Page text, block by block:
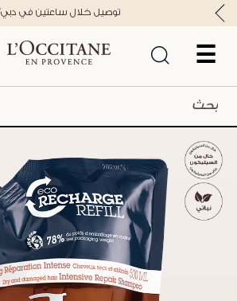
☰
*توصيل خلال ساعتين في دبي